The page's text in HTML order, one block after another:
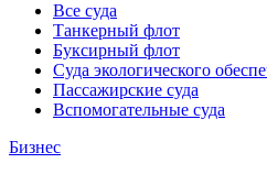
Все суда
Танкерный флот
Буксирный флот
Суда экологического
Пассажирские суда
Вспомогательные суда
Бизнес